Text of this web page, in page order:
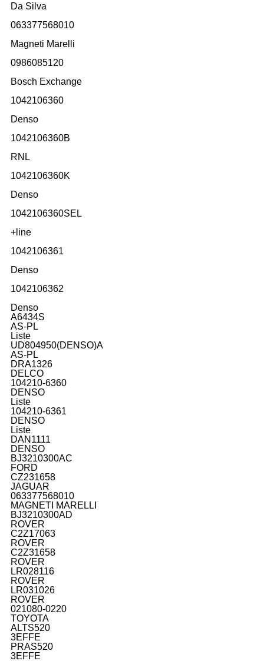
Da Silva
063377568010
Magneti Marelli
0986085120
Bosch Exchange
1042106360
Denso
1042106360B
RNL
1042106360K
Denso
1042106360SEL
+line
1042106361
Denso
1042106362
Denso
A6434S
AS-PL
Liste
UD804950(DENSO)A
AS-PL
DRA1326
DELCO
104210-6360
DENSO
Liste
104210-6361
DENSO
Liste
DAN1111
DENSO
BJ3210300AC
FORD
CZ231658
JAGUAR
063377568010
MAGNETI MARELLI
BJ3210300AD
ROVER
C2Z17063
ROVER
C2Z31658
ROVER
LR028116
ROVER
LR031026
ROVER
021080-0220
TOYOTA
ALTS520
3EFFE
PRAS520
3EFFE